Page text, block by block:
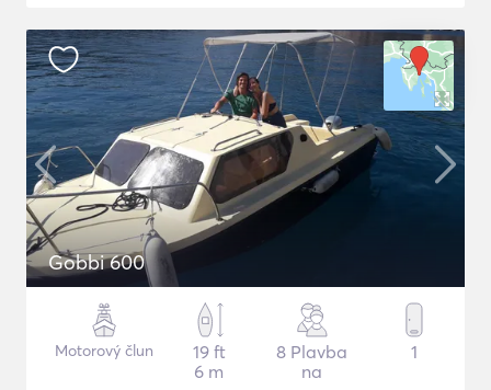
Gobbi 600
Motorový člun
19 ft
6 m
8 Plavba
na
1